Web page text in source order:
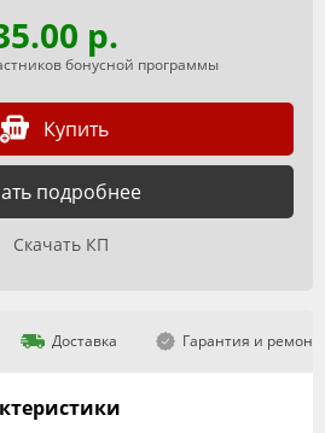
р.
бонусной программы
Купить
подробнее
Скачать КП
Доставка Гарантия и ремонт